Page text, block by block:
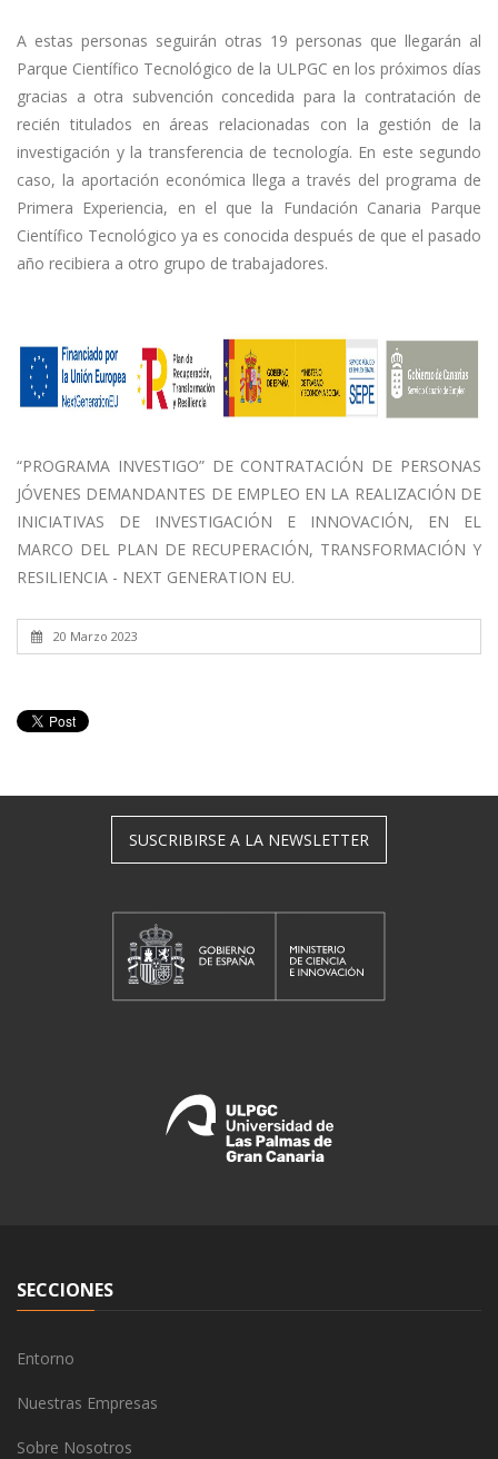
A estas personas seguirán otras 19 personas que llegarán al
Parque Científico Tecnológico de la ULPGC en los próximos días
gracias a otra subvención concedida para la contratación de
recién titulados en áreas relacionadas con la gestión de la
investigación y la transferencia de tecnología. En este segundo
caso, la aportación económica llega a través del programa de
Primera Experiencia, en el que la Fundación Canaria Parque
Científico Tecnológico ya es conocida después de que el pasado
año recibiera a otro grupo de trabajadores.
“PROGRAMA INVESTIGO” DE CONTRATACIÓN DE PERSONAS
JÓVENES DEMANDANTES DE EMPLEO EN LA REALIZACIÓN DE
INICIATIVAS DE INVESTIGACIÓN E INNOVACIÓN, EN EL
MARCO DEL PLAN DE RECUPERACIÓN, TRANSFORMACIÓN Y
RESILIENCIA - NEXT GENERATION EU.
20 Marzo 2023
SUSCRIBIRSE A LA NEWSLETTER
SECCIONES
Entorno
Nuestras Empresas
Sobre Nosotros